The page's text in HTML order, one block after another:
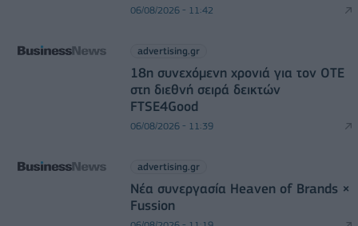
06/08/2026 - 11:42
advertising.gr
18η συνεχόμενη χρονιά για τον ΟΤΕ
στη διεθνή σειρά δεικτών
FTSE4Good
06/08/2026 - 11:39
advertising.gr
Νέα συνεργασία Heaven of Brands ×
Fussion